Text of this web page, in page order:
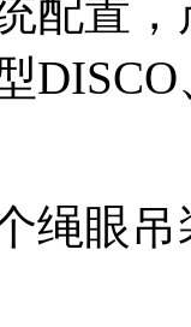
配置
绳眼